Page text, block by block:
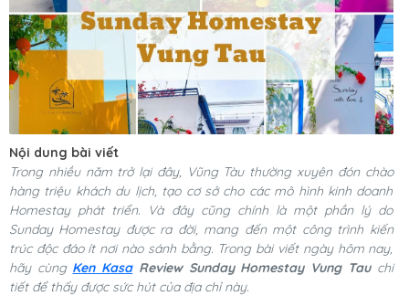
Nội dung bài viết
Trong nhiều năm trở lại đây, Vũng Tàu thường xuyên đón chào
hàng triệu khách du lịch, tạo cơ sở cho các mô hình kinh doanh
Homestay phát triển. Và đây cũng chính là một phần lý do
Sunday Homestay được ra đời, mang đến một công trình kiến
trúc độc đáo ít nơi nào sánh bằng. Trong bài viết ngày hôm nay,
hãy cùng Ken Kasa Review Sunday Homestay Vung Tau chi
tiết để thấy được sức hút của địa chỉ này.